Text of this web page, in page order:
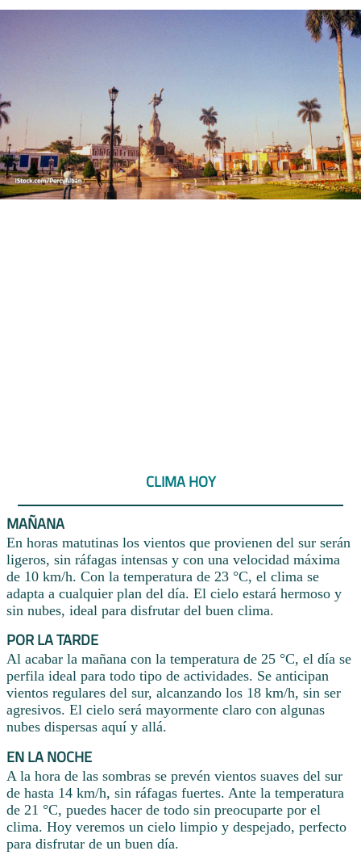
CLIMA HOY
MAÑANA
En horas matutinas los vientos que provienen del sur serán
ligeros, sin ráfagas intensas y con una velocidad máxima
de 10 km/h. Con la temperatura de 23 °C, el clima se
adapta a cualquier plan del día. El cielo estará hermoso y
sin nubes, ideal para disfrutar del buen clima.
POR LA TARDE
Al acabar la mañana con la temperatura de 25 °C, el día se
perfila ideal para todo tipo de actividades. Se anticipan
vientos regulares del sur, alcanzando los 18 km/h, sin ser
agresivos. El cielo será mayormente claro con algunas
nubes dispersas aquí y allá.
EN LA NOCHE
A la hora de las sombras se prevén vientos suaves del sur
de hasta 14 km/h, sin ráfagas fuertes. Ante la temperatura
de 21 °C, puedes hacer de todo sin preocuparte por el
clima. Hoy veremos un cielo limpio y despejado, perfecto
para disfrutar de un buen día.